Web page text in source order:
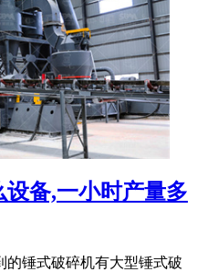
备,一小时产量多
的锤式破碎机有大型锤式破